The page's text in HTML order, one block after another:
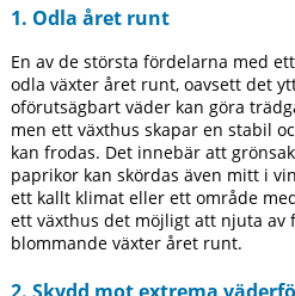
1. Odla året runt
En av de största fördelarna med
odla växter året runt, oavsett det
oförutsägbart väder kan göra
men ett växthus skapar en stabil
kan frodas. Det innebär att
paprikor kan skördas även mitt i
ett kallt klimat eller ett område
ett växthus det möjligt att njuta av
blommande växter året runt.